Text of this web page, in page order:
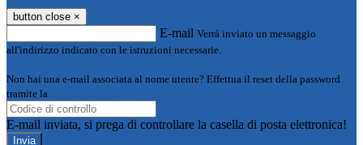
button close ×
E-mail Verrà inviato un messaggio
all'indirizzo indicato con le istruzioni necessarie.
Non hai una e-mail associata al nome utente? Effettua il reset della password
tramite la
E-mail inviata, si prega di controllare la casella di posta elettronica!